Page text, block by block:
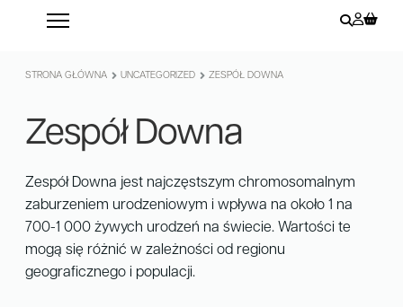
STRONA GŁÓWNA UNCATEGORIZED ZESPÓŁ DOWNA
Zespół Downa
Zespół Downa jest najczęstszym chromosomalnym
zaburzeniem urodzeniowym i wpływa na około 1 na
700-1 000 żywych urodzeń na świecie. Wartości te
mogą się różnić w zależności od regionu
geograficznego i populacji.